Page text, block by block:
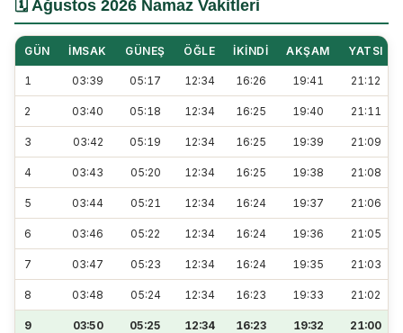
🗓️ Ağustos 2026 Namaz Vakitleri
GÜN İMSAK GÜNEŞ ÖĞLE İKINDI AKŞAM YATSI
1 03:39 05:17 12:34 16:26 19:41 21:12
2 03:40 05:18 12:34 16:25 19:40 21:11
3 03:42 05:19 12:34 16:25 19:39 21:09
4 03:43 05:20 12:34 16:25 19:38 21:08
5 03:44 05:21 12:34 16:24 19:37 21:06
6 03:46 05:22 12:34 16:24 19:36 21:05
7 03:47 05:23 12:34 16:24 19:35 21:03
8 03:48 05:24 12:34 16:23 19:33 21:02
9 03:50 05:25 12:34 16:23 19:32 21:00